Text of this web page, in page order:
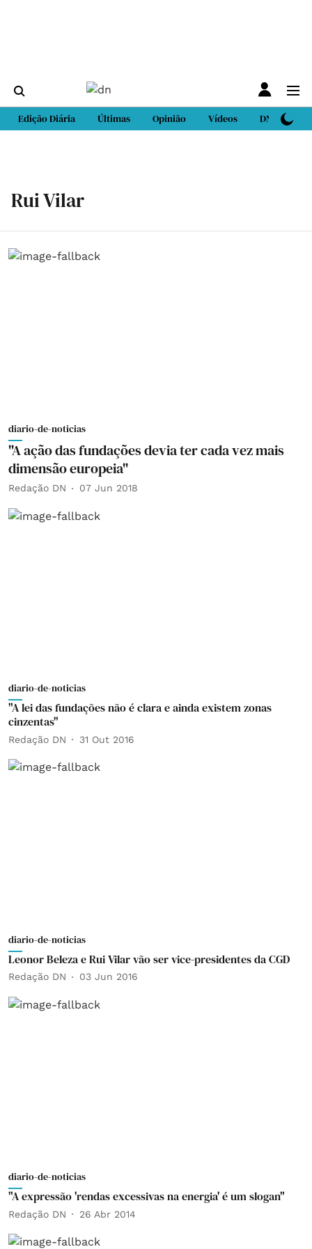
Edição Diária Últimas Opinião Vídeos DN Sport
Rui Vilar
diario-de-noticias
"A ação das fundações devia ter cada vez mais
dimensão europeia"
Redação DN 07 Jun 2018
diario-de-noticias
"A lei das fundações não é clara e ainda existem zonas
cinzentas"
Redação DN 31 Out 2016
diario-de-noticias
Leonor Beleza e Rui Vilar vão ser vice-presidentes da CGD
Redação DN 03 Jun 2016
diario-de-noticias
"A expressão 'rendas excessivas na energia' é um slogan"
Redação DN 26 Abr 2014